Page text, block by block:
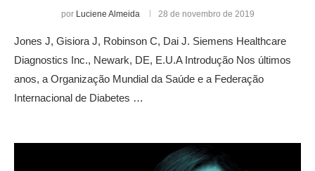
por Luciene Almeida 28 de novembro de 2019
Jones J, Gisiora J, Robinson C, Dai J. Siemens Healthcare
Diagnostics Inc., Newark, DE, E.U.A Introdução Nos últimos
anos, a Organização Mundial da Saúde e a Federação
Internacional de Diabetes …